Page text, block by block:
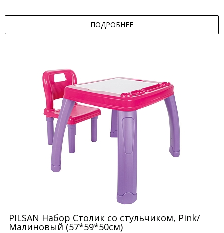
ПОДРОБНЕЕ
PILSAN Набор Столик со стульчиком, Pink/
Малиновый (57*59*50см)